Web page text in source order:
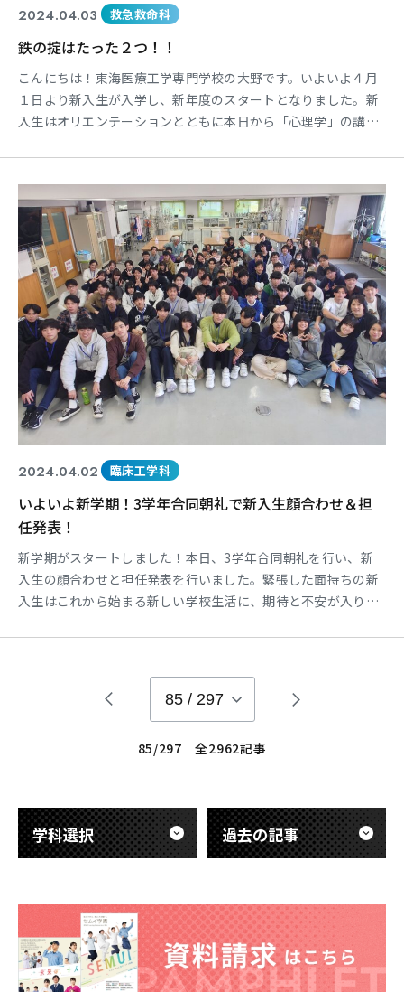
2024.04.03 救急救命科
鉄の掟はたった２つ！！
こんにちは！東海医療工学専門学校の大野です。いよいよ４月
１日より新入生が入学し、新年度のスタートとなりました。新
入生はオリエンテーションとともに本日から「心理学」の講義
た。 同時に２年生たちも同じようにオリエンテーションが行わ
れ、特に今年度の「第48回 救急救命士国家試験」に対する学校
の対策方針について説明されています。 すでに先日、抜き打
2024.04.02 臨床工学科
いよいよ新学期！3学年合同朝礼で新入生顔合わせ＆担
任発表！
新学期がスタートしました！本日、3学年合同朝礼を行い、新
入生の顔合わせと担任発表を行いました。緊張した面持ちの新
入生はこれから始まる新しい学校生活に、期待と不安が入り混
が一丸となって、笑顔あふれる学校生活を送れるよう、教職員
85 / 297
85/297 全2962記事
学科選択 過去の記事
東海医療工学
専門学校
東海医療工学
専門学校
東海医療工学
専門学校
東海医療工学
専門学校